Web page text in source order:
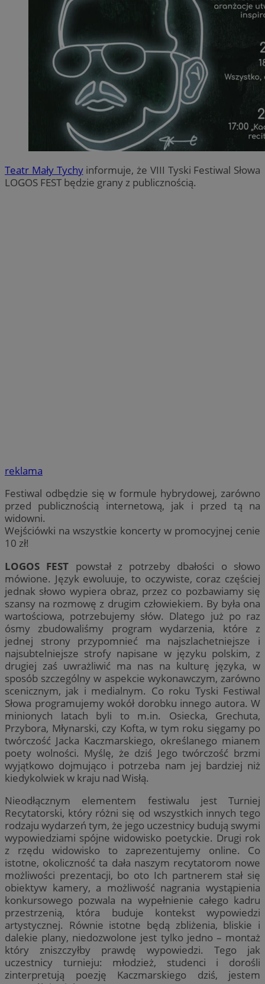
Teatr Mały Tychyinformuje, że VIII Tyski Festiwal Słowa
LOGOS FEST będzie grany z publicznością.
reklama
Festiwal odbędzie się w formule hybrydowej, zarówno
przed publicznością internetową, jak i przed tą na
widowni.
Wejściówki na wszystkie koncerty w promocyjnej cenie
10 zł!
LOGOS FEST powstał z potrzeby dbałości o słowo
mówione. Język ewoluuje, to oczywiste, coraz częściej
jednak słowo wypiera obraz, przez co pozbawiamy się
szansy na rozmowę z drugim człowiekiem. By była ona
wartościowa, potrzebujemy słów. Dlatego już po raz
ósmy zbudowaliśmy program wydarzenia, które z
jednej strony przypomnieć ma najszlachetniejsze i
najsubtelniejsze strofy napisane w języku polskim, z
drugiej zaś uwrażliwić ma nas na kulturę języka, w
sposób szczególny w aspekcie wykonawczym, zarówno
scenicznym, jak i medialnym. Co roku Tyski Festiwal
Słowa programujemy wokół dorobku innego autora. W
minionych latach byli to m.in. Osiecka, Grechuta,
Przybora, Młynarski, czy Kofta, w tym roku sięgamy po
twórczość Jacka Kaczmarskiego, określanego mianem
poety wolności. Myślę, że dziś Jego twórczość brzmi
wyjątkowo dojmująco i potrzeba nam jej bardziej niż
kiedykolwiek w kraju nad Wisłą.
Nieodłącznym elementem festiwalu jest Turniej
Recytatorski, który różni się od wszystkich innych tego
rodzaju wydarzeń tym, że jego uczestnicy budują swymi
wypowiedziami spójne widowisko poetyckie. Drugi rok
z rzędu widowisko to zaprezentujemy online. Co
istotne, okoliczność ta dała naszym recytatorom nowe
możliwości prezentacji, bo oto Ich partnerem stał się
obiektyw kamery, a możliwość nagrania wystąpienia
konkursowego pozwala na wypełnienie całego kadru
przestrzenią, która buduje kontekst wypowiedzi
artystycznej. Równie istotne będą zbliżenia, bliskie i
dalekie plany, niedozwolone jest tylko jedno – montaż
który zniszczyłby prawdę wypowiedzi. Tego jak
uczestnicy turnieju: młodzież, studenci i dorośli
zinterpretują poezję Kaczmarskiego dziś, jestem